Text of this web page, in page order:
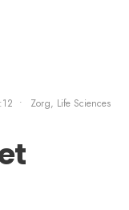
•
Zorg, Life Sciences